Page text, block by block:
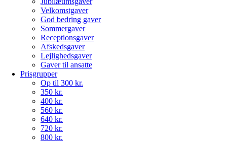
Velkomstgaver
God bedring gaver
Sommergaver
Receptionsgaver
Afskedsgaver
Lejlighedsgaver
Gaver til ansatte
Prisgrupper
Op til 300 kr.
350 kr.
400 kr.
560 kr.
640 kr.
720 kr.
800 kr.